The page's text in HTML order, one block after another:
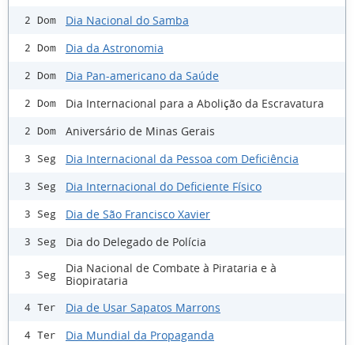
2 Dom Dia Nacional do Samba
2 Dom Dia da Astronomia
2 Dom Dia Pan-americano da Saúde
2 Dom Dia Internacional para a Abolição da Escravatura
2 Dom Aniversário de Minas Gerais
3 Seg Dia Internacional da Pessoa com Deficiência
3 Seg Dia Internacional do Deficiente Físico
3 Seg Dia de São Francisco Xavier
3 Seg Dia do Delegado de Polícia
3 Seg
Dia Nacional de Combate à Pirataria e à
Biopirataria
4 Ter Dia de Usar Sapatos Marrons
4 Ter Dia Mundial da Propaganda